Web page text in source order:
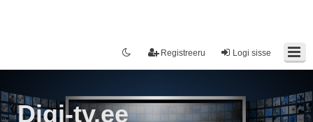
Logi sisse
Registreeru
Digi-tv.ee